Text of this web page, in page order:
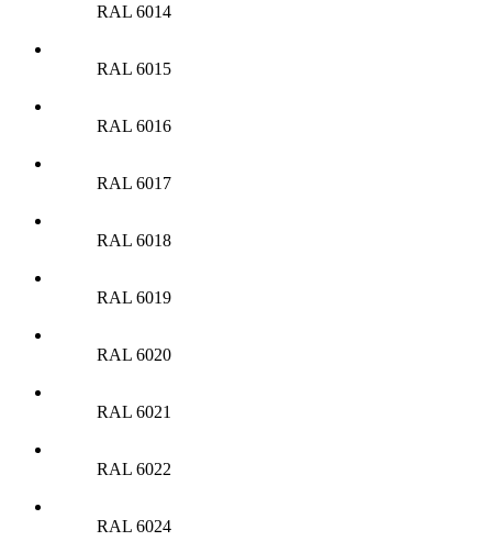
RAL 6014
RAL 6015
RAL 6016
RAL 6017
RAL 6018
RAL 6019
RAL 6020
RAL 6021
RAL 6022
RAL 6024